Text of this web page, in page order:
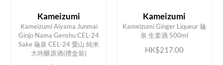
Kameizumi
Kameizumi Aiyama Junmai
Ginjo Nama Genshu CEL-24
Sake 龜泉 CEL-24 愛山 純米
大吟醸原酒(禮盒裝)
ADD TO CART
Kameizumi
Kameizumi Ginger Liqueur 龜
泉 生姜酒 500ml
HK$217.00
ADD TO CART